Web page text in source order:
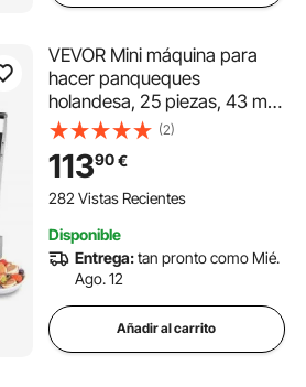
VEVOR Mini máquina para
hacer panqueques
holandesa, 25 piezas, 43 mm
de diámetro, máquina para
hacer dorayaki, parrilla
eléctrica comercial para
poffertjes de 1700 W, acero
control de temperatura y
tiempo, para cocina casera y
restaurante
(2)
11390€
282 Vistas Recientes
Disponible
Entrega:tan pronto como Mié.
Ago. 12
Añadir al carrito